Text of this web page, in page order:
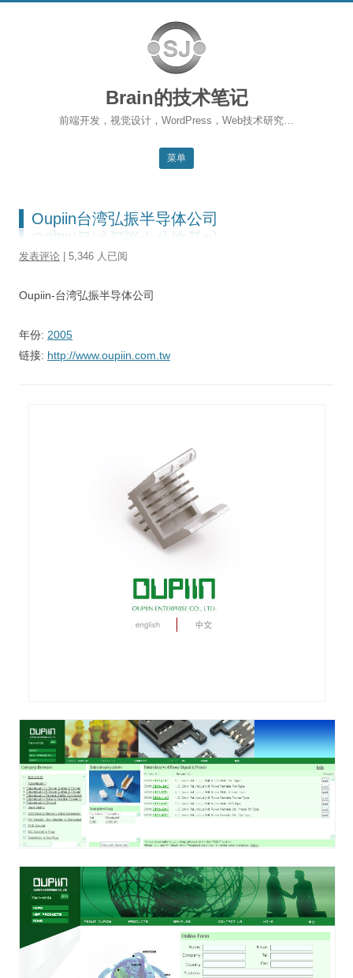
Brain的技术笔记
前端开发，视觉设计，WordPress，Web技术研究…
菜单
博客首页
视觉/交互设计
关于本站
Oupiin台湾弘振半导体公司
发表评论 | 5,346 人已阅
Oupiin-台湾弘振半导体公司
年份: 2005
链接: http://www.oupiin.com.tw